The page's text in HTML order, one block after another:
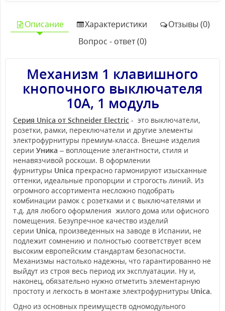
Описание Характеристики
Отзывы (0)
Вопрос - ответ (0)
Механизм 1 клавишного
кнопочного выключателя
10А, 1 модуль
Серия Unica от Schneider Electric - это выключатели,
розетки, рамки, переключатели и другие элементы
электрофурнитуры премиум-класса. Внешне изделия
серии Уника – воплощение элегантности, стиля и
ненавязчивой роскоши. В оформлении
фурнитуры Unica прекрасно гармонируют изысканные
оттенки, идеальные пропорции и строгость линий. Из
огромного ассортимента несложно подобрать
комбинации рамок с розетками и с выключателями и
т.д. для любого оформления жилого дома или офисного
помещения. Безупречное качество изделий
серии Unica, произведенных на заводе в Испании, не
подлежит сомнению и полностью соответствует всем
высоким европейским стандартам безопасности.
Механизмы настолько надежны, что гарантированно не
выйдут из строя весь период их эксплуатации. Ну и,
наконец, обязательно нужно отметить элементарную
простоту и легкость в монтаже электрофурнитуры Unica.
Одно из основных преимуществ одномодульного